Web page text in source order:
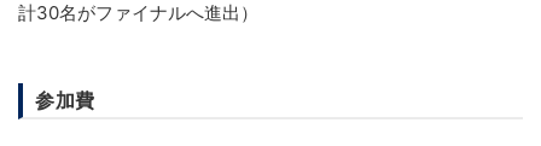
計30名がファイナルへ進出）
参加費